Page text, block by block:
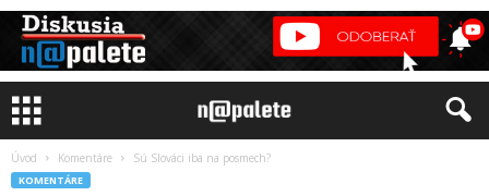
Úvod Komentáre Sú Slováci iba na posmech?
KOMENTÁRE